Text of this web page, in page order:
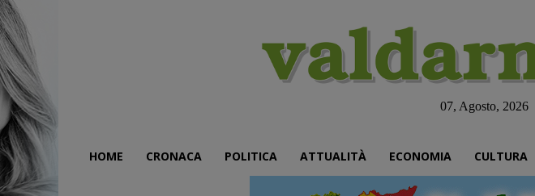
07, Agosto, 2026
HOME CRONACA POLITICA ATTUALITÀ ECONOMIA CULTURA